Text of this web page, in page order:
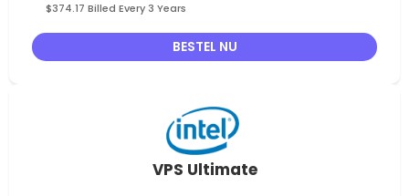
$374.17 Billed Every 3 Years
BESTEL NU
VPS Ultimate